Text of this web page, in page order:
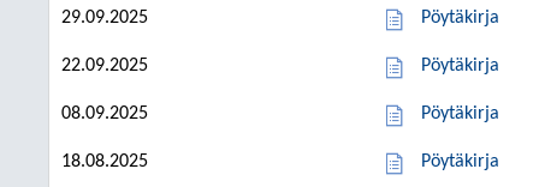
29.09.2025 Pöytäkirja
22.09.2025 Pöytäkirja
08.09.2025 Pöytäkirja
18.08.2025 Pöytäkirja